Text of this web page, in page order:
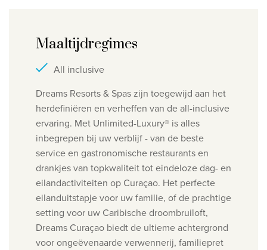
Maaltijdregimes
All inclusive
Dreams Resorts & Spas zijn toegewijd aan het
herdefiniëren en verheffen van de all-inclusive
ervaring. Met Unlimited-Luxury® is alles
inbegrepen bij uw verblijf - van de beste
service en gastronomische restaurants en
drankjes van topkwaliteit tot eindeloze dag- en
eilandactiviteiten op Curaçao. Het perfecte
eilanduitstapje voor uw familie, of de prachtige
setting voor uw Caribische droombruiloft,
Dreams Curaçao biedt de ultieme achtergrond
voor ongeëvenaarde verwennerij, familiepret